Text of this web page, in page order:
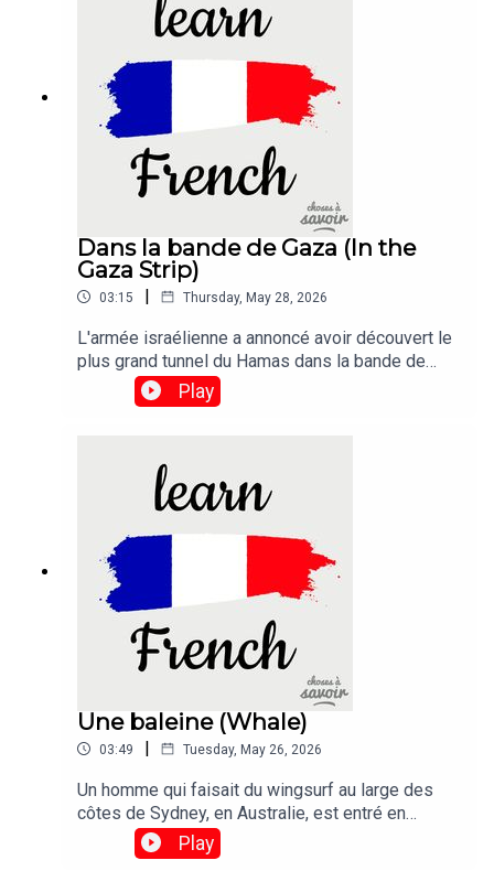
Dans la bande de Gaza (In the
Gaza Strip)
03:15 | Thursday, May 28, 2026
L'armée israélienne a annoncé avoir découvert le
plus grand tunnel du Hamas dans la bande de
Gaza à ce jour, à seulement quelques centaines
de mètres du point de passage
Gaza Strip so far, just a few hundred metres from
tthe border crossing.
Play
Une baleine (Whale)
03:49 | Tuesday, May 26, 2026
Un homme qui faisait du wingsurf au large des
côtes de Sydney, en Australie, est entré en
collision avec un baleineau qui sautait hors de
l'eau.Traduction :A man was taking part in the
Play